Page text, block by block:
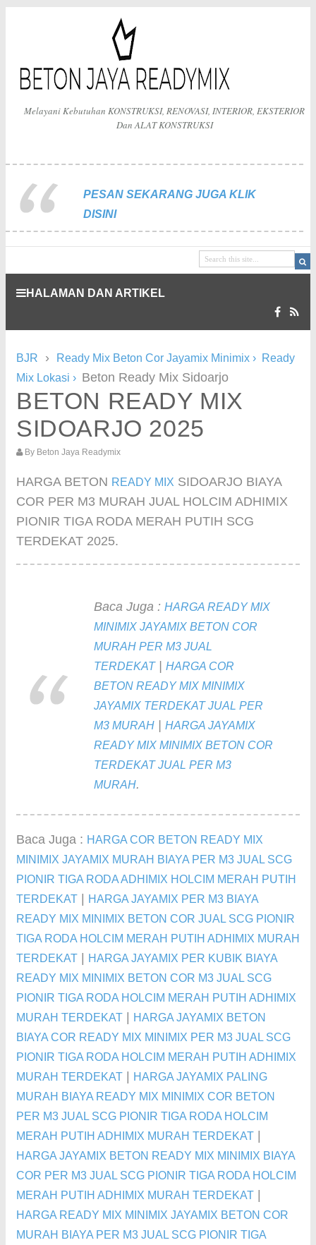
Melayani Kebutuhan KONSTRUKSI, RENOVASI, INTERIOR, EKSTERIOR
Dan ALAT KONSTRUKSI
PESAN SEKARANG JUGA KLIK
DISINI
HALAMAN DAN ARTIKEL
BJR › Ready Mix Beton Cor Jayamix Minimix › Ready
Mix Lokasi › Beton Ready Mix Sidoarjo
BETON READY MIX
SIDOARJO 2025
By Beton Jaya Readymix
HARGA BETON READY MIX SIDOARJO BIAYA
COR PER M3 MURAH JUAL HOLCIM ADHIMIX
PIONIR TIGA RODA MERAH PUTIH SCG
TERDEKAT 2025.
Baca Juga : HARGA READY MIX
MINIMIX JAYAMIX BETON COR
MURAH PER M3 JUAL
TERDEKAT| HARGA COR
BETON READY MIX MINIMIX
JAYAMIX TERDEKAT JUAL PER
M3 MURAH
HARGA JAYAMIX
READY MIX MINIMIX BETON COR
TERDEKAT JUAL PER M3
MURAH.
Baca Juga : HARGA COR BETON READY MIX
MINIMIX JAYAMIX MURAH BIAYA PER M3 JUAL SCG
PIONIR TIGA RODA ADHIMIX HOLCIM MERAH PUTIH
TERDEKAT
HARGA JAYAMIX PER M3 BIAYA
READY MIX MINIMIX BETON COR JUAL SCG PIONIR
TIGA RODA HOLCIM MERAH PUTIH ADHIMIX MURAH
TERDEKAT
HARGA JAYAMIX PER KUBIK BIAYA
READY MIX MINIMIX BETON COR M3 JUAL SCG
PIONIR TIGA RODA HOLCIM MERAH PUTIH ADHIMIX
MURAH TERDEKAT
HARGA JAYAMIX BETON
BIAYA COR READY MIX MINIMIX PER M3 JUAL SCG
PIONIR TIGA RODA HOLCIM MERAH PUTIH ADHIMIX
MURAH TERDEKAT
HARGA JAYAMIX PALING
MURAH BIAYA READY MIX MINIMIX COR BETON
PER M3 JUAL SCG PIONIR TIGA RODA HOLCIM
MERAH PUTIH ADHIMIX MURAH TERDEKAT
HARGA JAYAMIX BETON READY MIX MINIMIX BIAYA
COR PER M3 JUAL SCG PIONIR TIGA RODA HOLCIM
MERAH PUTIH ADHIMIX MURAH TERDEKAT
HARGA READY MIX MINIMIX JAYAMIX BETON COR
MURAH BIAYA PER M3 JUAL SCG PIONIR TIGA